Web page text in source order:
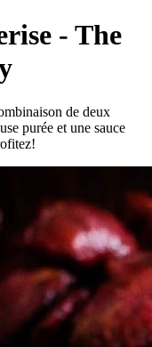
- The
de deux
purée et une sauce